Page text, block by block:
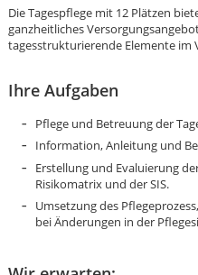
Die Tagespflege mit 12 Plätzen
ganzheitliches
tagesstrukturierende Elemente im
Ihre Aufgaben
Pflege und Betreuung der
Information, Anleitung und
Erstellung und Evaluierung
Risikomatrix und der SIS.
Umsetzung des
bei Änderungen in der